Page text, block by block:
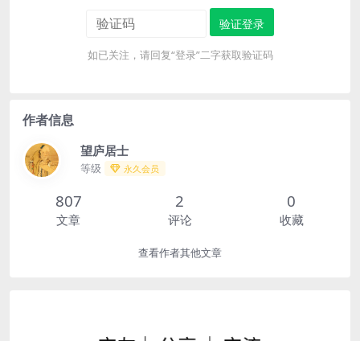
验证登录
如已关注，请回复“登录”二字获取验证码
作者信息
望庐居士
等级 永久会员
807
文章
2
评论
0
收藏
查看作者其他文章